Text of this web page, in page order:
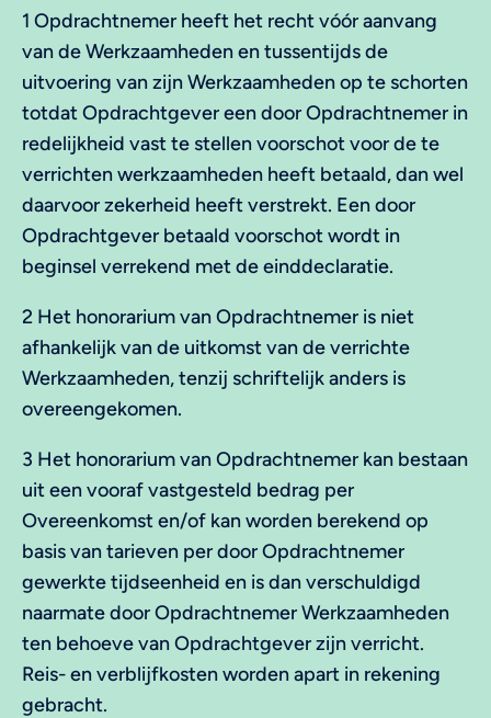
1 Opdrachtnemer heeft het recht vóór aanvang
van de Werkzaamheden en tussentijds de
uitvoering van zijn Werkzaamheden op te schorten
totdat Opdrachtgever een door Opdrachtnemer in
redelijkheid vast te stellen voorschot voor de te
verrichten werkzaamheden heeft betaald, dan wel
daarvoor zekerheid heeft verstrekt. Een door
Opdrachtgever betaald voorschot wordt in
beginsel verrekend met de einddeclaratie.
2 Het honorarium van Opdrachtnemer is niet
afhankelijk van de uitkomst van de verrichte
Werkzaamheden, tenzij schriftelijk anders is
overeengekomen.
3 Het honorarium van Opdrachtnemer kan bestaan
uit een vooraf vastgesteld bedrag per
Overeenkomst en/of kan worden berekend op
basis van tarieven per door Opdrachtnemer
gewerkte tijdseenheid en is dan verschuldigd
naarmate door Opdrachtnemer Werkzaamheden
ten behoeve van Opdrachtgever zijn verricht.
Reis- en verblijfkosten worden apart in rekening
gebracht.